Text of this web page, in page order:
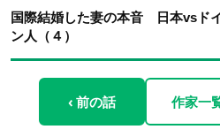
国際結婚した妻の本音 日本vsド
ン人（４）
‹ 前の話 作家一